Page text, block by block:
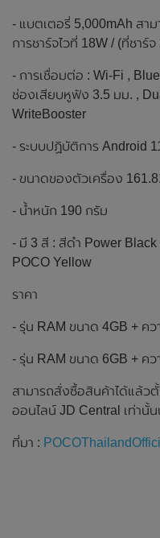
- แบตเตอรี่ 5,000mAh สา
การชาร์จไวที่ 18W / (ที่ชาร์
- การเชื่อมต่อ : Wi-Fi ,
ช่องเสียบหูฟัง 3.5 มม. ,
WriteBooster
- ระบบปฏิบัติการ Android
- ขนาดของตัวเครื่อง
- น้ำหนัก 190 กรัม
- มี 3 สี : สีดำ Power
POCO Yellow
ราคา
- รุ่น RAM ขนาด 4GB + ค
- รุ่น RAM ขนาด 6GB + ค
สามารถสั่งซื้อสินค้าได้แล้ว
ออนไลน์ JD Central เท่านั้น
ที่มา :